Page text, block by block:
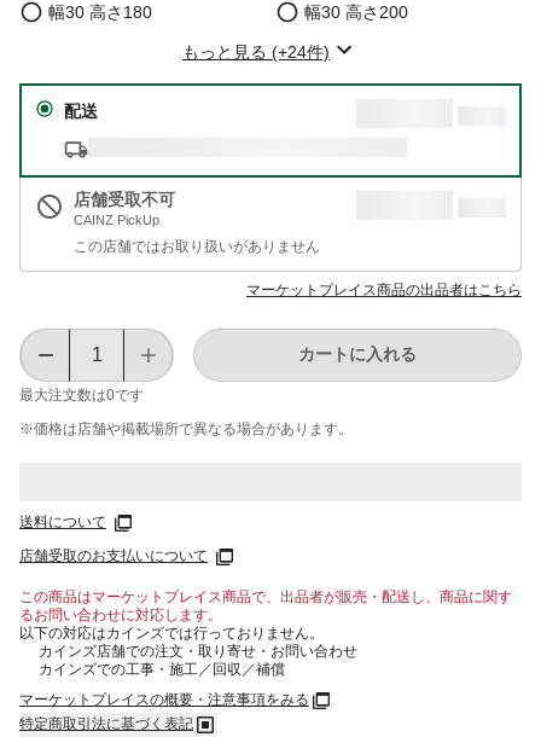
幅30 高さ180
幅30 高さ200
もっと見る (+24件)
配送
店舗受取不可
CAINZ PickUp
この店舗ではお取り扱いがありません
マーケットプレイス商品の出品者はこちら
最大注文数は0です
カートに入れる
※価格は​店舗や​掲載場所で​異なる​場合が​あります。
送料について
店舗受取のお支払いについて
この商品はマーケットプレイス商品で、出品者が販売・配送し、商品に関す
るお問い合わせに対応します。
以下の対応はカインズでは行っておりません。
カインズ店舗での注文・取り寄せ・お問い合わせ
カインズでの工事・施工／回収／補償
マーケットプレイスの概要・注意事項をみる
特定商取引法に基づく表記